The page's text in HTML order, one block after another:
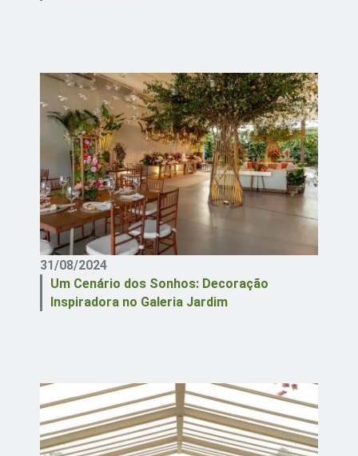
31/08/2024
Um Cenário dos Sonhos: Decoração
Inspiradora no Galeria Jardim